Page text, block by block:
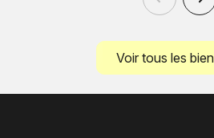
Voir tous les